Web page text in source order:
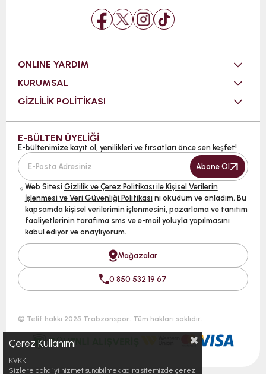
ONLINE YARDIM
KURUMSAL
GİZLİLİK POLİTİKASI
E-BÜLTEN ÜYELİĞİ
E-bültenimize kayıt ol, yenilikleri ve fırsatları önce sen keşfet!
Abone Ol
Web Sitesi Gizlilik ve Çerez Politikası ile Kişisel Verilerin
İşlenmesi ve Veri Güvenliği Politikası nı okudum ve anladım. Bu
kapsamda kişisel verilerimin işlenmesini, pazarlama ve tanıtım
faaliyetlerinin tarafıma sms ve e-mail yoluyla yapılmasını
kabul ediyor ve onaylıyorum.
Mağazalar
0 850 532 19 67
© Telif hakkı 2025 Trabzonspor. Tüm hakları saklıdır.
Çerez Kullanımı
KVKK
Sizlere daha iyi hizmet sunabilmek adına sitemizde çerez